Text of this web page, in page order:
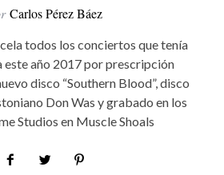
Carlos Pérez Báez
todos los conciertos que tenía
este año 2017 por prescripción
disco “Southern Blood”, disco
Don Was y grabado en los
Studios en Muscle Shoals